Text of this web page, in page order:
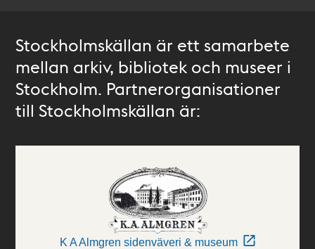
Stockholmskällan är ett samarbete
mellan arkiv, bibliotek och museer i
Stockholm. Partnerorganisationer
till Stockholmskällan är:
K A Almgren sidenväveri & museum